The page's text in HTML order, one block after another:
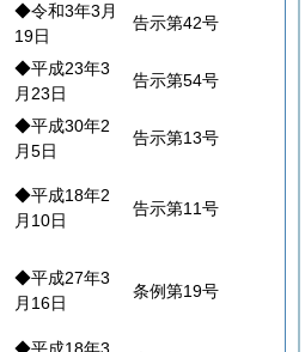
◆令和3年3月
19日
告示第42号
◆平成23年3
月23日
告示第54号
◆平成30年2
月5日
告示第13号
◆平成18年2
月10日
告示第11号
◆平成27年3
月16日
条例第19号